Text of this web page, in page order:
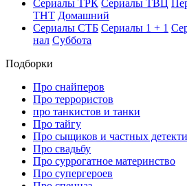
Се­риа­лы ТРК Се­риа­лы ТВЦ
ТНТ До­маш­ний
Се­риа­лы СТБ Се­риа­лы 1 + 1
нал Суб­бо­та
Подборки
Про снайперов
Про террористов
про танкистов и танки
Про тайгу
Про сыщиков и частных
Про свадьбу
Про суррогатное материнство
Про супергероев